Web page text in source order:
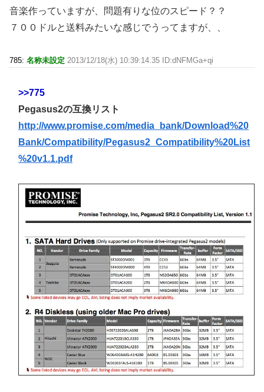
音楽作っていますが、問題有りな位のスピード？？
７００ドルと送料みたいな感じでうってますが、、
785: 名称未設定 2013/12/18(水) 10:39:14.35 ID:dNFMGa+qi
>>775
Pegasus2の互換リスト
http://www.promise.com/media_bank/Download%20
Bank/Compatibility/Pegasus2_Compatibility%20List
%20v1.1.pdf